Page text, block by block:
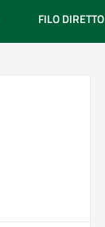
FILO DIRETTO